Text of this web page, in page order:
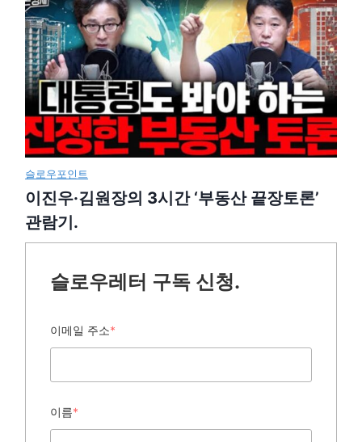
슬로우포인트
이진우·김원장의 3시간 ‘부동산 끝장토론’
관람기.
슬로우레터 구독 신청.
이메일 주소*
이름*